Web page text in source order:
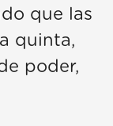
que las
quinta,
poder,